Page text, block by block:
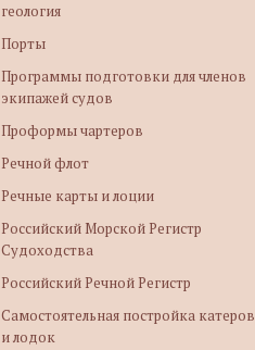
геология
Порты
Программы подготовки для членов
экипажей судов
Проформы чартеров
Речной флот
Речные карты и лоции
Российский Морской Регистр
Судоходства
Российский Речной Регистр
Самостоятельная постройка катеров
и лодок